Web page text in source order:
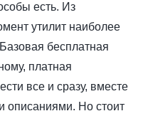
есть. Из
утилит наиболее
бесплатная
платная
все и сразу, вместе
описаниями. Но стоит